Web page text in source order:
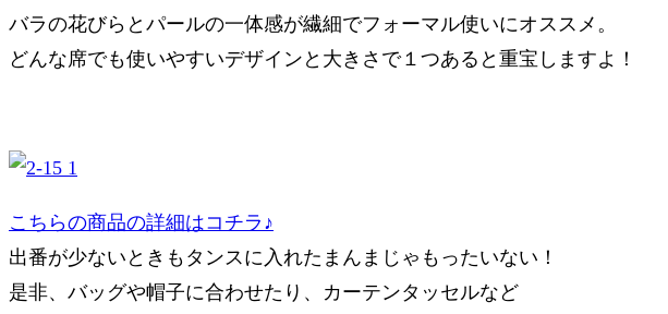
バラの花びらとパールの一体感が繊細でフォーマル使いにオススメ。
どんな席でも使いやすいデザインと大きさで１つあると重宝しますよ！
こちらの商品の詳細はコチラ♪
出番が少ないときもタンスに入れたまんまじゃもったいない！
是非、バッグや帽子に合わせたり、カーテンタッセルなど